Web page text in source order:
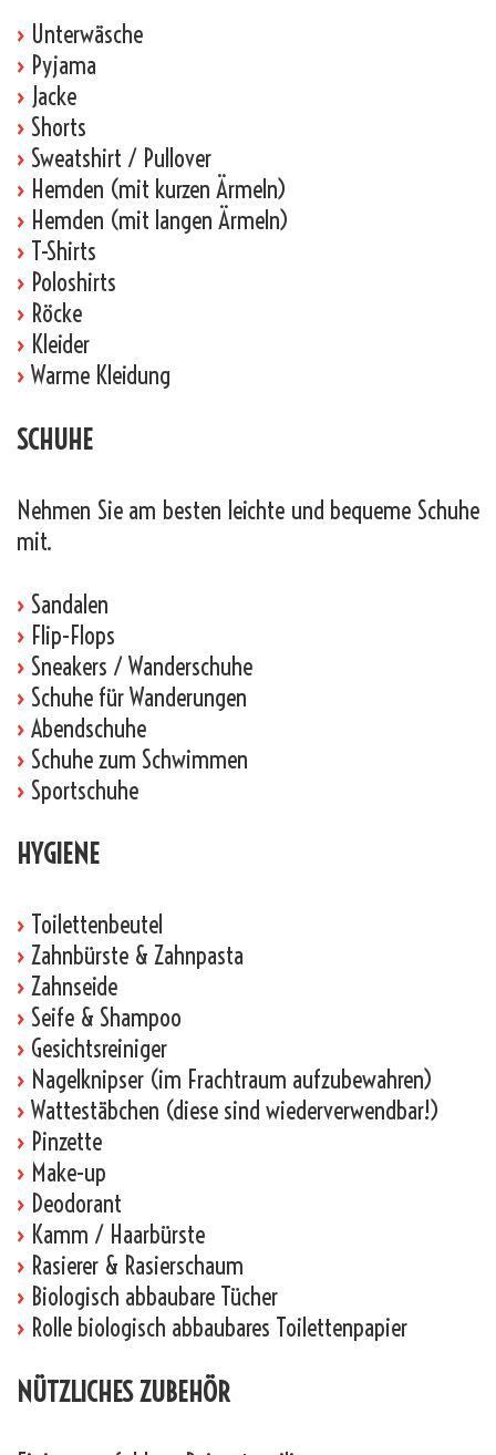
› Unterwäsche
› Pyjama
› Jacke
› Shorts
› Sweatshirt / Pullover
› Hemden (mit kurzen Ärmeln)
› Hemden (mit langen Ärmeln)
› T-Shirts
› Poloshirts
› Röcke
› Kleider
› Warme Kleidung
SCHUHE
Nehmen Sie am besten leichte und bequeme Schuhe
mit.
› Sandalen
› Flip-Flops
› Sneakers / Wanderschuhe
› Schuhe für Wanderungen
› Abendschuhe
› Schuhe zum Schwimmen
› Sportschuhe
HYGIENE
› Toilettenbeutel
› Zahnbürste & Zahnpasta
› Zahnseide
› Seife & Shampoo
› Gesichtsreiniger
› Nagelknipser (im Frachtraum aufzubewahren)
› Wattestäbchen (diese sind wiederverwendbar!)
› Pinzette
› Make-up
› Deodorant
› Kamm / Haarbürste
› Rasierer & Rasierschaum
› Biologisch abbaubare Tücher
› Rolle biologisch abbaubares Toilettenpapier
NÜTZLICHES ZUBEHÖR